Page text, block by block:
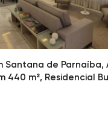
Santana de Parnaíba,
440 m², Residencial